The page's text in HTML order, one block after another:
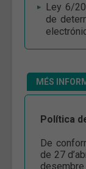
Ley 6/
de
MÉS
Política
De
de 27